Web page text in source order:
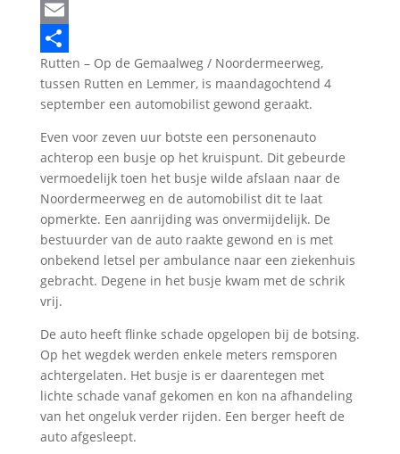
LinkedIn
Email
Delen
Rutten – Op de Gemaalweg / Noordermeerweg,
tussen Rutten en Lemmer, is maandagochtend 4
september een automobilist gewond geraakt.
Even voor zeven uur botste een personenauto
achterop een busje op het kruispunt. Dit gebeurde
vermoedelijk toen het busje wilde afslaan naar de
Noordermeerweg en de automobilist dit te laat
opmerkte. Een aanrijding was onvermijdelijk. De
bestuurder van de auto raakte gewond en is met
onbekend letsel per ambulance naar een ziekenhuis
gebracht. Degene in het busje kwam met de schrik
vrij.
De auto heeft flinke schade opgelopen bij de botsing.
Op het wegdek werden enkele meters remsporen
achtergelaten. Het busje is er daarentegen met
lichte schade vanaf gekomen en kon na afhandeling
van het ongeluk verder rijden. Een berger heeft de
auto afgesleept.